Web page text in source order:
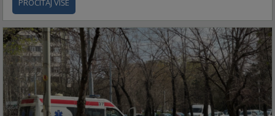
PROČITAJ VIŠE